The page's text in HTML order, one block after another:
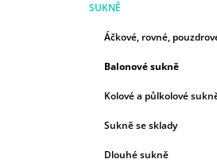
SUKNĚ
Áčkové, rovné,
Balonové sukně
Kolové a půlkolové
Sukně se sklady
Dlouhé sukně